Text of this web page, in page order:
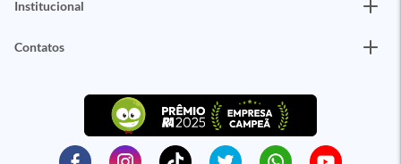
Institucional
Contatos